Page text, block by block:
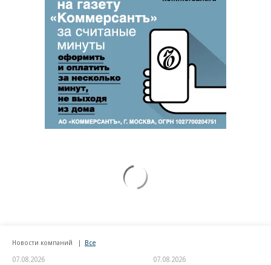
Новости компаний Все
07.08.2026 07.08.2026